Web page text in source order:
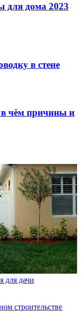
для дома 2023
в стене
в чём причины и
для дачи
строительстве